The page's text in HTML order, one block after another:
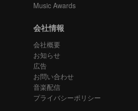
Music Awards
会社情報
会社概要
お知らせ
広告
お問い合わせ
音楽配信
プライバシーポリシー